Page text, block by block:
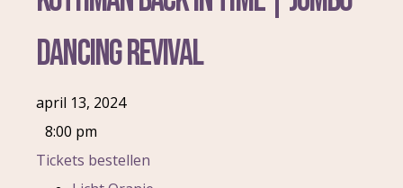
Dancing Revival
april 13, 2024
8:00 pm
Tickets bestellen